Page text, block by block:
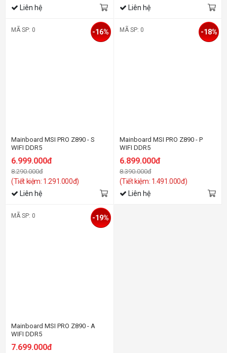
Liên hệ Liên hệ
MÃ SP: 0
Mainboard MSI PRO Z890 - S
WIFI DDR5
6.999.000đ
8.290.000đ
(Tiết kiệm: 1.291.000đ)
-16%
Liên hệ
MÃ SP: 0
Mainboard MSI PRO Z890 - P
WIFI DDR5
6.899.000đ
8.390.000đ
(Tiết kiệm: 1.491.000đ)
-18%
Liên hệ
MÃ SP: 0
Mainboard MSI PRO Z890 - A
WIFI DDR5
7.699.000đ
-19%